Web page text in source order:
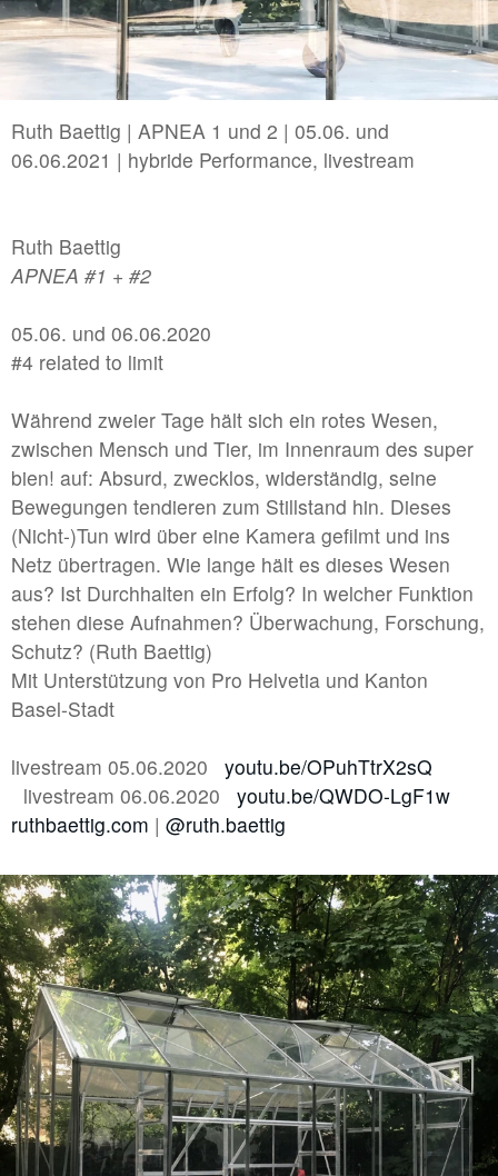
2022 | B/LA connect in Los Angeles/USA
//related to memory
#2 | 2026 Jakob Kolb - Projectspacefestival
#1 | 2026 Davide Zucco
//related to corporeality
#7 | 2026 Polina Shcherbyna
#6 | 2026 Annika Hippler
#5 | 2025 Jana Schumacher
#3 | 2025 Maria Martini & Vincent Wolff
#2 | 2025 Christian Schiebe, Theresa Tuffner,
#1 | 2025 Moritz Danner
//related to fragment
#7 | 2024 Sofiia Yesakova
#6 | 2024 Philipp Röcker
#5 | 2024 Francisco Correia
#4 | 2024 Kay Lotte Pommer mit Lara Hampe
#3 | 2024 Linda Lach
#2 | 2024 Susanne Kutter
#1 | 2024 Marta Kawecka / Rafał Smoliński
//related to flow
#7 | 2023 Benedikt Terwiel
#6 | 2023 Paetzug / Hertweck
#5 | 2023 Daniela Risch & Thomas Buts
#4 | 2023 Anna Lena Grau - Anna Mieves
#3 | 2023 Marita Bullmann/Simon Camatta:
Ruth Baettig | APNEA 1 und 2 | 05.06. und
06.06.2021 | hybride Performance, livestream
Ruth Baettig
APNEA #1 + #2
05.06. und 06.06.2020
#4 related to limit
Während zweier Tage hält sich ein rotes Wesen,
zwischen Mensch und Tier, im Innenraum des super
bien! auf: Absurd, zwecklos, widerständig, seine
Bewegungen tendieren zum Stillstand hin. Dieses
(Nicht-)Tun wird über eine Kamera gefilmt und ins
Netz übertragen. Wie lange hält es dieses Wesen
aus? Ist Durchhalten ein Erfolg? In welcher Funktion
stehen diese Aufnahmen? Überwachung, Forschung,
Schutz? (Ruth Baettig)
Mit Unterstützung von Pro Helvetia und Kanton
Basel-Stadt
livestream 05.06.2020 youtu.be/OPuhTtrX2sQ
livestream 06.06.2020 youtu.be/QWDO-LgF1w
ruthbaettig.com | @ruth.baettig